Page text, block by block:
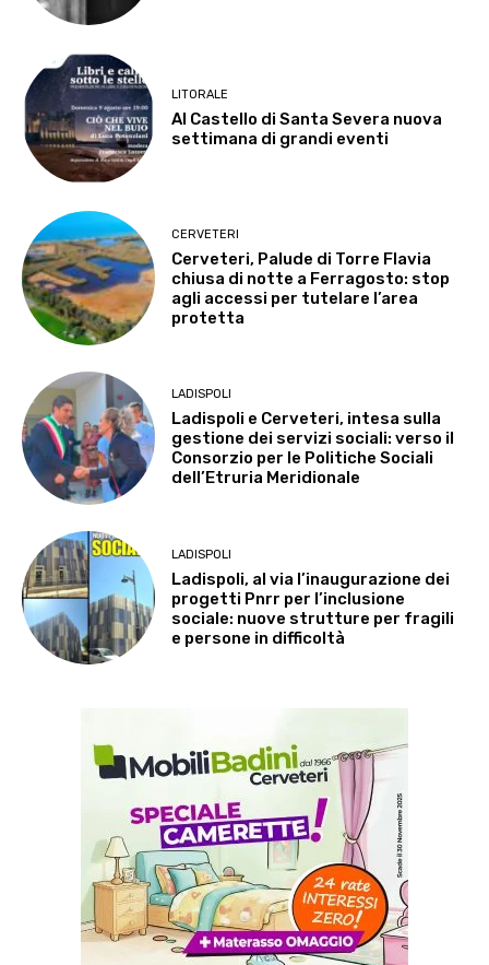
LITORALE
Al Castello di Santa Severa nuova
settimana di grandi eventi
CERVETERI
Cerveteri, Palude di Torre Flavia
chiusa di notte a Ferragosto: stop
agli accessi per tutelare l’area
protetta
LADISPOLI
Ladispoli e Cerveteri, intesa sulla
gestione dei servizi sociali: verso il
Consorzio per le Politiche Sociali
dell’Etruria Meridionale
LADISPOLI
Ladispoli, al via l’inaugurazione dei
progetti Pnrr per l’inclusione
sociale: nuove strutture per fragili
e persone in difficoltà